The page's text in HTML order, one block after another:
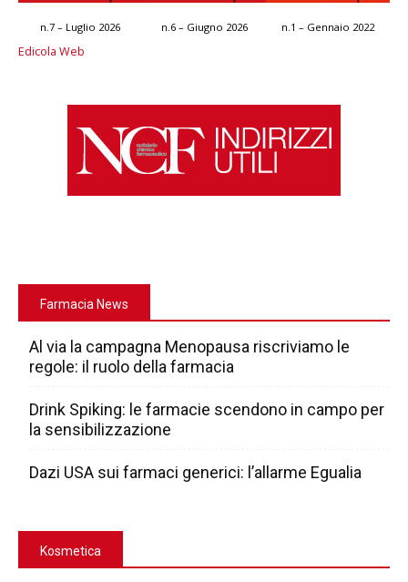
n.7 – Luglio 2026 n.6 – Giugno 2026 n.1 – Gennaio 2022
Edicola Web
Farmacia News
Al via la campagna Menopausa riscriviamo le
regole: il ruolo della farmacia
Drink Spiking: le farmacie scendono in campo per
la sensibilizzazione
Dazi USA sui farmaci generici: l’allarme Egualia
Kosmetica